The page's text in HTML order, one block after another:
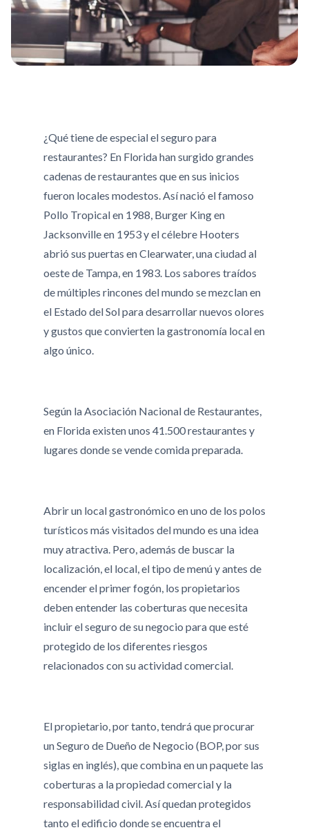
¿Qué tiene de especial el seguro para
restaurantes? En Florida han surgido grandes
cadenas de restaurantes que en sus inicios
fueron locales modestos. Así nació el famoso
Pollo Tropical en 1988, Burger King en
Jacksonville en 1953 y el célebre Hooters
abrió sus puertas en Clearwater, una ciudad al
oeste de Tampa, en 1983. Los sabores traídos
de múltiples rincones del mundo se mezclan en
el Estado del Sol para desarrollar nuevos olores
y gustos que convierten la gastronomía local en
algo único.
Según la Asociación Nacional de Restaurantes,
en Florida existen unos 41.500 restaurantes y
lugares donde se vende comida preparada.
Abrir un local gastronómico en uno de los polos
turísticos más visitados del mundo es una idea
muy atractiva. Pero, además de buscar la
localización, el local, el tipo de menú y antes de
encender el primer fogón, los propietarios
deben entender las coberturas que necesita
incluir el seguro de su negocio para que esté
protegido de los diferentes riesgos
relacionados con su actividad comercial.
El propietario, por tanto, tendrá que procurar
un Seguro de Dueño de Negocio (BOP, por sus
siglas en inglés), que combina en un paquete las
coberturas a la propiedad comercial y la
responsabilidad civil. Así quedan protegidos
tanto el edificio donde se encuentra el